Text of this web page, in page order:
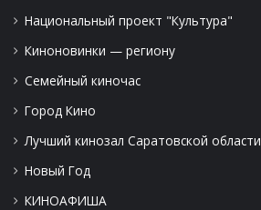
Национальный проект "Культура"
Киноновинки — региону
Семейный киночас
Город Кино
Лучший кинозал Саратовской области
Новый Год
КИНОАФИША